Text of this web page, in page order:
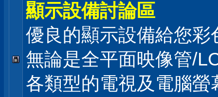
顯示設備討論區
優良的顯示設備給您彩
無論是全平面映像管/
各類型的電視及電腦螢